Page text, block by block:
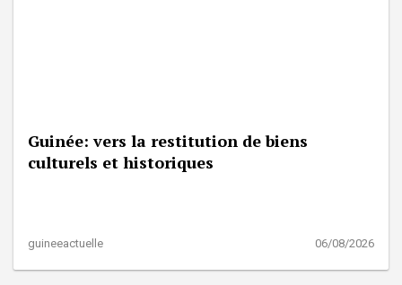
Guinée: vers la restitution de biens
culturels et historiques
guineeactuelle 06/08/2026